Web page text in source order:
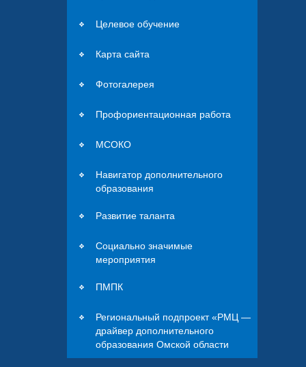
Целевое обучение
Карта сайта
Фотогалерея
Профориентационная работа
МСОКО
Навигатор дополнительного
образования
Развитие таланта
Социально значимые
мероприятия
ПМПК
Региональный подпроект «РМЦ —
драйвер дополнительного
образования Омской области